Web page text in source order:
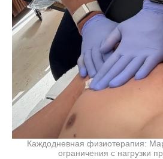
Каждодневная физиотерапия:
ограничения с нагрузки